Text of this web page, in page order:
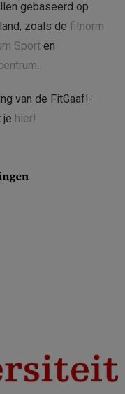
gebaseerd op
zoals de fitnorm
Sport en
van de FitGaaf!-
je hier!